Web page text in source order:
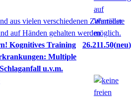
Kognitives Training
Multiple
u.v.m.
26.211.50 neu